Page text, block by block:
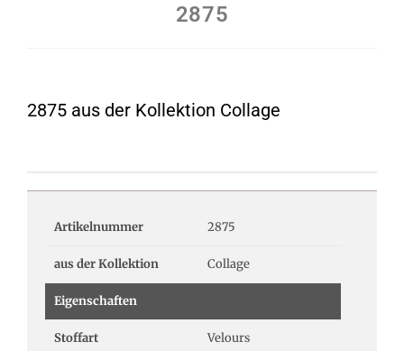
2875
2875 aus der Kollektion Collage
Artikelnummer 2875
aus der Kollektion Collage
Eigenschaften
Stoffart Velours